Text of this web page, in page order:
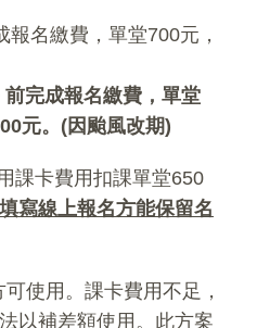
名繳費，單堂700元，
完成報名繳費，單堂
元。(因颱風改期)
課卡費用扣課單堂650
寫線上報名方能保留名
使用。課卡費用不足，
以補差額使用。此方案